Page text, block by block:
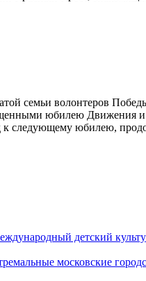
семьи волонтеров
юбилею Движения и
к следующему юбилею,
детский
московские